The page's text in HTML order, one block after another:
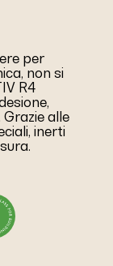
per
non si
R4
Grazie alle
inerti